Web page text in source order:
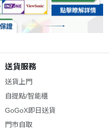
送貨服務
送貨上門
自提點/智能櫃
GoGoX即日送貨
門市自取